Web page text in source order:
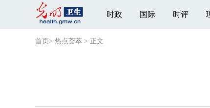
时政 国际 时评
首页 > 热点荟萃 > 正文